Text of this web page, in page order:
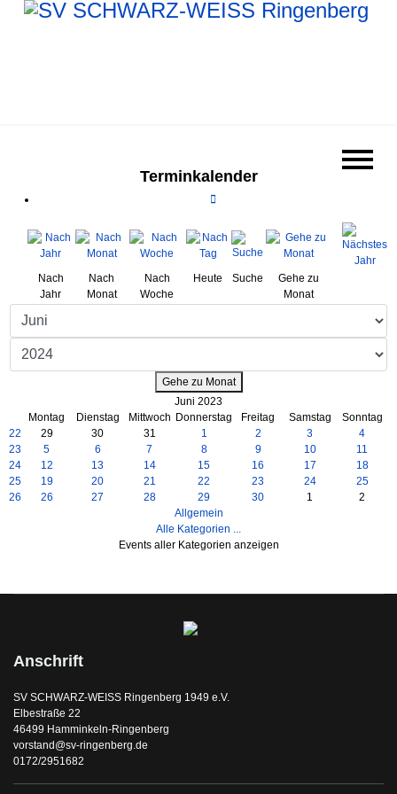
Terminkalender
Nach
Jahr
Nach
Monat
Nach
Woche
Heute Suche
Gehe zu
Monat
Gehe zu Monat
Juni 2023
Montag
Dienstag Mittwoch Donnerstag Freitag Samstag
Sonntag
22
29 30 31 1 2 3
4
23
5 6 7 8 9 10
11
24
12 13 14 15 16 17
18
25
19 20 21 22 23 24
25
26
26 27 28 29 30 1
2
Allgemein
Alle Kategorien ...
Events aller Kategorien anzeigen
Anschrift
SV SCHWARZ-WEISS Ringenberg 1949 e.V.
Elbestraße 22
46499 Hamminkeln-Ringenberg
vorstand@sv-ringenberg.de
0172/2951682